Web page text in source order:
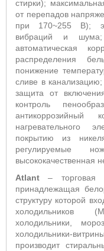
стирки);
от перепадов
при 170~255 В);
вибраций и
автоматическая
распределения
понижение
сливе в
защита от
контроль
антикоррозийный
нагревательного
покрытию из
регулируемые
высококачественная
Atlant – торговая
принадлежащая
структуру которой
холодильников
холодильники,
холодильники-
производит